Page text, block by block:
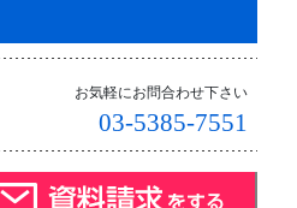
お気軽にお問合わせ下さい
03-5385-7551